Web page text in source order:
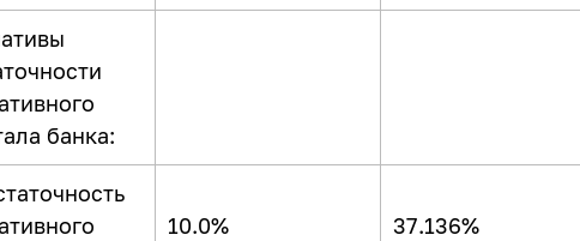
банка:
10.0% 37.136%